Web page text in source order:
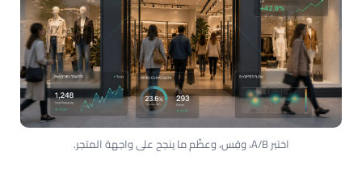
اختبر A/B، وقِس، وعظّم ما ينجح على واجهة المتجر.